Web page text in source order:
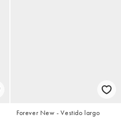
Forever New - Vestido largo